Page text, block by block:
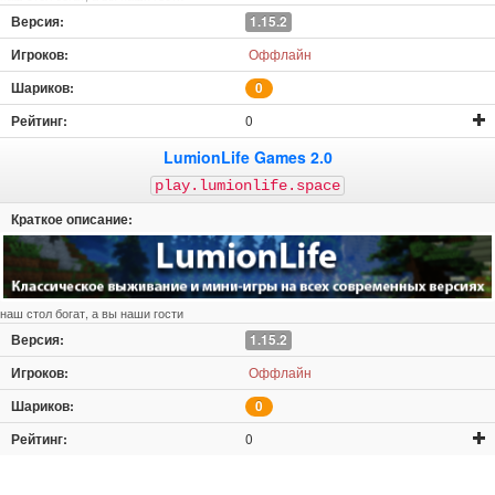
1.15.2
Оффлайн
0
0
LumionLife Games 2.0
play.lumionlife.space
наш стол богат, а вы наши гости
1.15.2
Оффлайн
0
0